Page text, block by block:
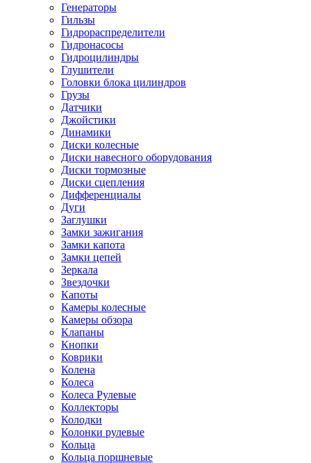
Генераторы
Гильзы
Гидрораспределители
Гидронасосы
Гидроцилиндры
Глушители
Головки блока цилиндров
Грузы
Датчики
Джойстики
Динамики
Диски колесные
Диски навесного оборудования
Диски тормозные
Диски сцепления
Дифференциалы
Дуги
Заглушки
Замки зажигания
Замки капота
Замки цепей
Зеркала
Звездочки
Капоты
Камеры колесные
Камеры обзора
Клапаны
Кнопки
Коврики
Колена
Колеса
Колеса Рулевые
Коллекторы
Колодки
Колонки рулевые
Кольца
Кольца поршневые